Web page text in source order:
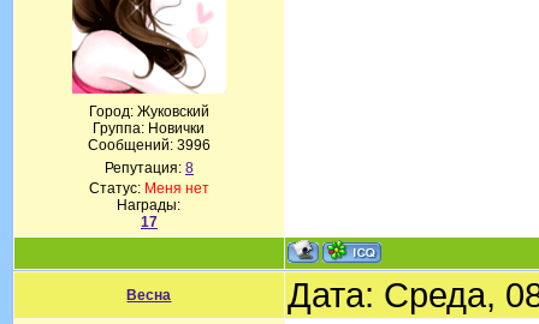
Город: Жуковский
Группа: Новички
Сообщений: 3996
Репутация: 8
Статус: Меня нет
Награды:
17
Весна Дата: Среда,